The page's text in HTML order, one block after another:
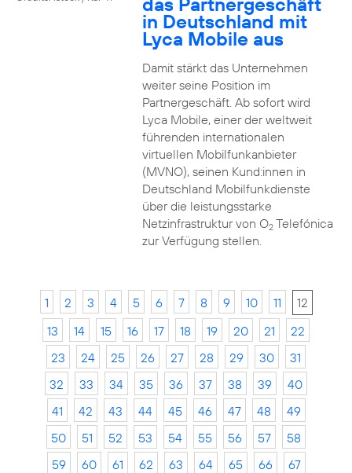
in Deutschland mit
Lyca Mobile aus
Damit stärkt das Unternehmen
weiter seine Position im
Partnergeschäft. Ab sofort wird
Lyca Mobile, einer der weltweit
führenden internationalen
virtuellen Mobilfunkanbieter
(MVNO), seinen Kund:innen in
Deutschland Mobilfunkdienste
über die leistungsstarke
Netzinfrastruktur von O2Telefónica
zur Verfügung stellen.
1 2 3 4 5 6 7 8 9 10 11
12
13
14 15 16 17 18 19 20 21
22
23
24 25 26 27 28 29 30
31
32
33 34 35 36 37 38 39
40
41
42 43 44 45 46 47 48
49
50
51 52 53 54 55 56 57
58
59
60 61 62 63 64 65 66
67